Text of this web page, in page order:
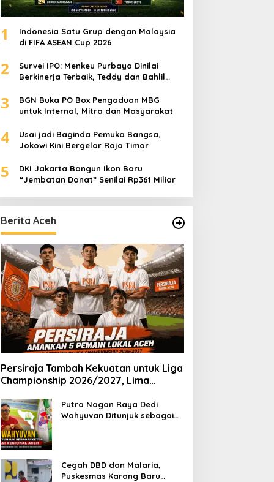
1
Indonesia Satu Grup dengan Malaysia
di FIFA ASEAN Cup 2026
2
Survei IPO: Menkeu Purbaya Dinilai
Berkinerja Terbaik, Teddy dan Bahlil
3
BGN Buka PO Box Pengaduan MBG
untuk Internal, Mitra dan Masyarakat
4
Usai jadi Baginda Pemuka Bangsa,
Jokowi Kini Bergelar Raja Timor
5
DKI Jakarta Bangun Ikon Baru
“Jembatan Donat” Senilai Rp361 Miliar
Berita Aceh
Persiraja Tambah Kekuatan untuk Liga
Championship 2026/2027, Lima
Putra Nagan Raya Dedi
Wahyuvan Ditunjuk sebagai
Cegah DBD dan Malaria,
Puskesmas Karang Baru